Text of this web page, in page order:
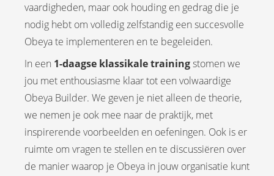
vaardigheden, maar ook houding en gedrag die je
nodig hebt om volledig zelfstandig een succesvolle
Obeya te implementeren en te begeleiden.
In een 1-daagse klassikale trainingstomen we
jou met enthousiasme klaar tot een volwaardige
Obeya Builder. We geven je niet alleen de theorie,
we nemen je ook mee naar de praktijk, met
inspirerende voorbeelden en oefeningen. Ook is er
ruimte om vragen te stellen en te discussiëren over
de manier waarop je Obeya in jouw organisatie kunt